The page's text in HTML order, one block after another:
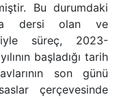
Bu durumdaki
dersi olan ve
süreç, 2023-
başladığı tarih
son günü
çerçevesinde